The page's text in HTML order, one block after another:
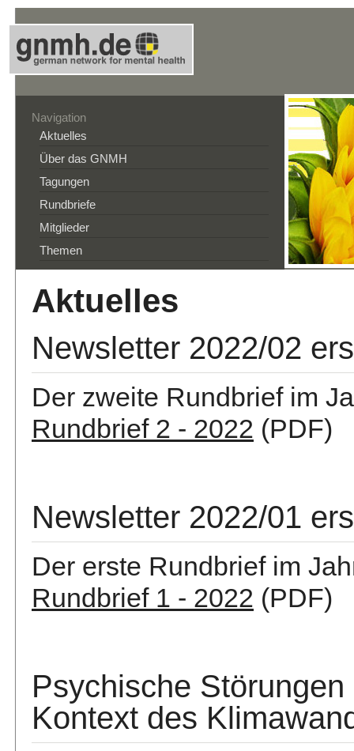
Navigation
Aktuelles
Über das GNMH
Tagungen
Rundbriefe
Mitglieder
Themen
Aktuelles
Newsletter 2022/02
Der zweite Rundbrief im
Rundbrief 2 - 2022 (PDF)
Newsletter 2022/01
Der erste Rundbrief im
Rundbrief 1 - 2022 (PDF)
Psychische
Kontext des